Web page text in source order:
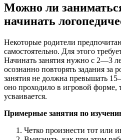
Можно ли
начинать
Некоторые родители
самостоятельно. Для этого
Начинать занятия нужно с 2—3
осознанно повторять задания за
занятия не должна превышать
оно проходило в игровой форме,
усваивается.
Примерные занятия по
Четко произнести тот или